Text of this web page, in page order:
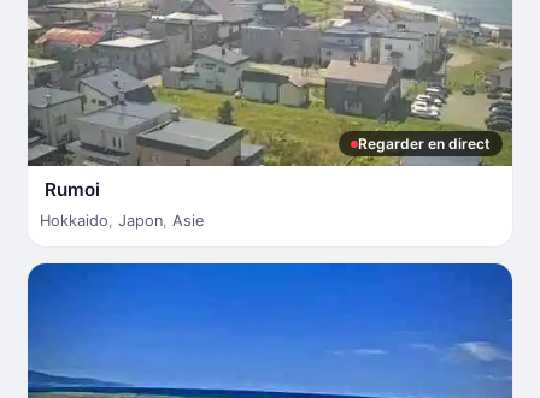
Regarder en direct
Rumoi
Hokkaido, Japon, Asie